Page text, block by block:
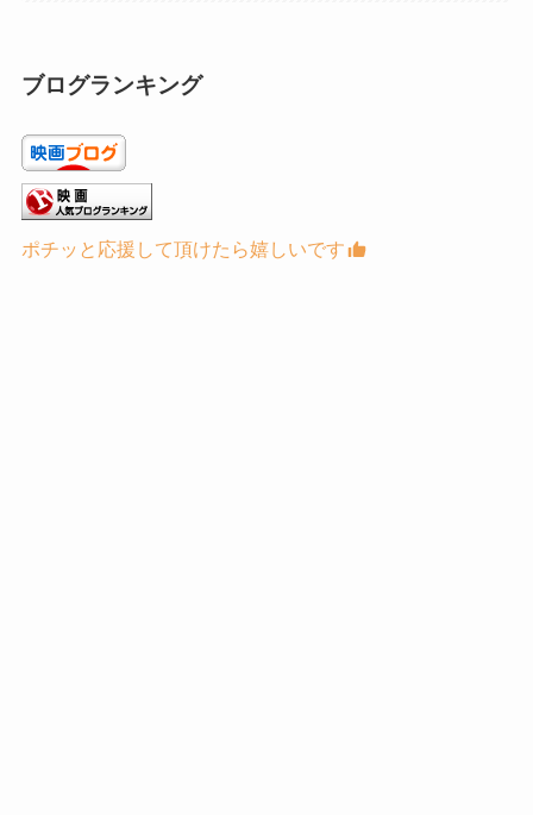
ブログランキング
ポチッと応援して頂けたら嬉しいです